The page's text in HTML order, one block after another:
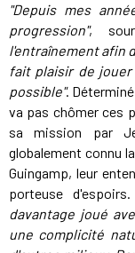
"Depuis mes
progression",
l'entraînement afin
fait plaisir de
possible".
va pas chômer ces
sa mission par
globalement connu
Guingamp, leur
porteuse d'espoirs.
davantage joué
une complicité